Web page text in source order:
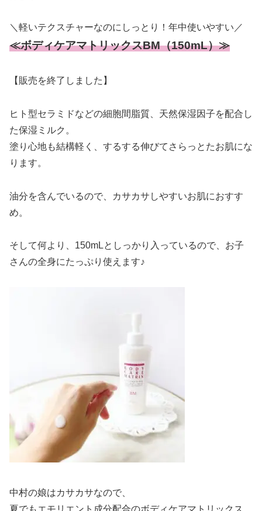
＼軽いテクスチャーなのにしっとり！年中使いやすい／
≪ボディケアマトリックスBM（150mL）≫
【販売を終了しました】
ヒト型セラミドなどの細胞間脂質、天然保湿因子を配合し
た保湿ミルク。
塗り心地も結構軽く、するする伸びてさらっとたお肌にな
ります。
油分を含んでいるので、カサカサしやすいお肌におすす
め。
そして何より、150mLとしっかり入っているので、お子
さんの全身にたっぷり使えます♪
中村の娘はカサカサなので、
夏でもエモリエント成分配合のボディケアマトリックス